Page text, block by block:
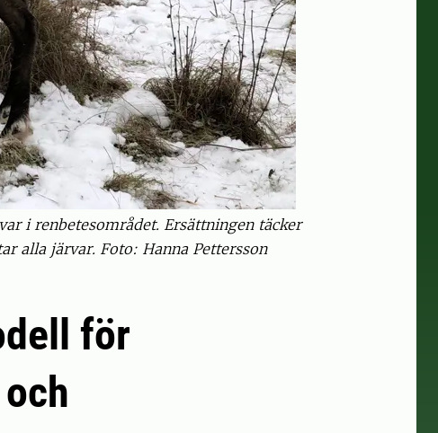
i renbetesområdet. Ersättningen täcker
alla järvar. Foto: Hanna Pettersson
för